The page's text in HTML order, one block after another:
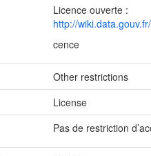
Licence ouverte :
http://
cence
Other restrictions
License
Pas de restriction